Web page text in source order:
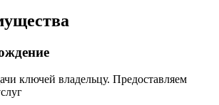
ключей владельцу. Предоставляем